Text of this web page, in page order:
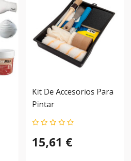
Kit De Accesorios Para
Pintar
15,61 €